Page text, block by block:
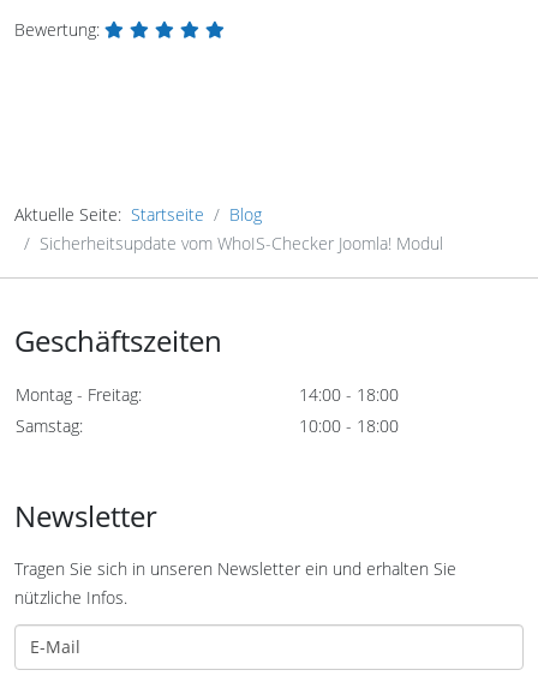
Bewertung:
Aktuelle Seite: Startseite
Blog
Sicherheitsupdate vom WhoIS-Checker Joomla! Modul
Geschäftszeiten
Montag - Freitag:
14:00 - 18:00
Samstag:
10:00 - 18:00
Newsletter
Tragen Sie sich in unseren Newsletter ein und erhalten Sie
nützliche Infos.